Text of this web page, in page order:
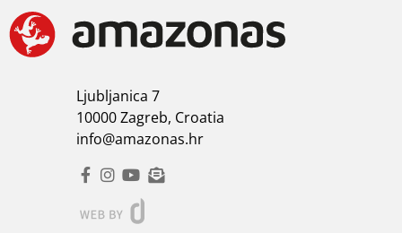
Ljubljanica 7
10000 Zagreb, Croatia
info@amazonas.hr